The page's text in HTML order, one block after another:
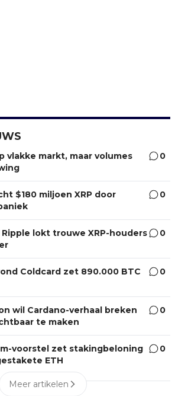
vlakke markt, maar volumes
0
$180 miljoen XRP door
0
lokt trouwe XRP-houders
0
Coldcard zet 890.000 BTC
0
wil Cardano-verhaal breken
te maken
0
voorstel zet stakingbeloning
ETH
0
Meer artikelen